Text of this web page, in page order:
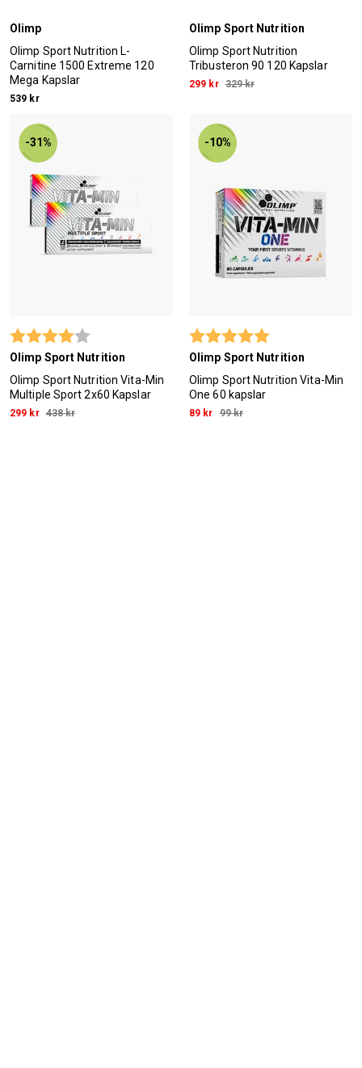
Olimp
Olimp Sport Nutrition L-
Carnitine 1500 Extreme 120
Mega Kapslar
539 kr
Olimp Sport Nutrition
Olimp Sport Nutrition
Tribusteron 90 120 Kapslar
299 kr 329 kr
-31%
Betyg: 4.0 utav 5 stjärnor
Olimp Sport Nutrition
Olimp Sport Nutrition Vita-Min
Multiple Sport 2x60 Kapslar
299 kr 438 kr
-10%
Betyg:
Olimp Sport Nutrition
Olimp Sport Nutrition Vita-Min
One 60 kapslar
89 kr 99 kr